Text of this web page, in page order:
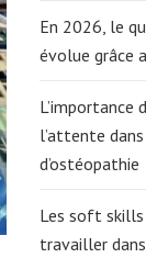
En 2026, le
évolue grâce
L’importance
l’attente
d’ostéopathie
Les soft skills
travailler